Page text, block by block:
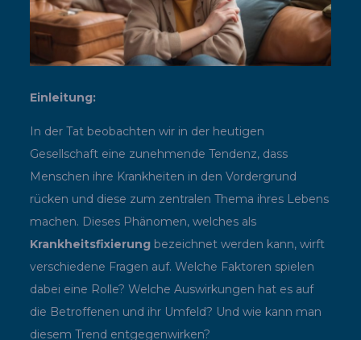
Einleitung:
In der Tat beobachten wir in der heutigen
Gesellschaft eine zunehmende Tendenz, dass
Menschen ihre Krankheiten in den Vordergrund
rücken und diese zum zentralen Thema ihres Lebens
machen. Dieses Phänomen, welches als
Krankheitsfixierung bezeichnet werden kann, wirft
verschiedene Fragen auf. Welche Faktoren spielen
dabei eine Rolle? Welche Auswirkungen hat es auf
die Betroffenen und ihr Umfeld? Und wie kann man
diesem Trend entgegenwirken?